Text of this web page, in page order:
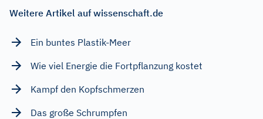
Weitere Artikel auf wissenschaft.de
Ein buntes Plastik-Meer
Wie viel Energie die Fortpflanzung kostet
Kampf den Kopfschmerzen
Das große Schrumpfen